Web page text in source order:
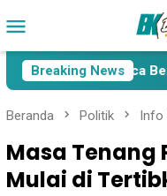
ke
Mobile
Breaking News
Paslon Pasca
Beranda Politik Info
Masa Tenang
Mulai di